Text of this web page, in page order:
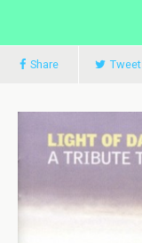
Share Tweet